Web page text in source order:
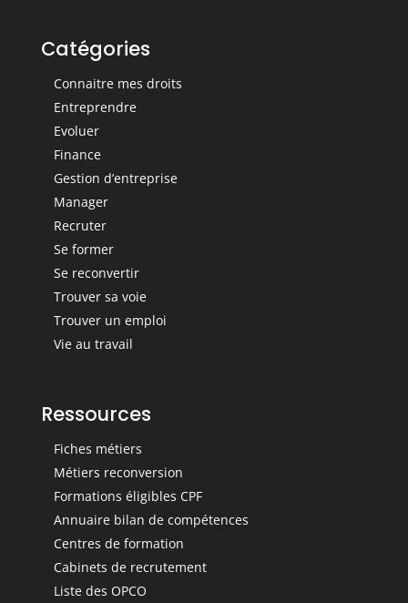
Catégories
Connaitre mes droits
Entreprendre
Evoluer
Finance
Gestion d’entreprise
Manager
Recruter
Se former
Se reconvertir
Trouver sa voie
Trouver un emploi
Vie au travail
Ressources
Fiches métiers
Métiers reconversion
Formations éligibles CPF
Annuaire bilan de compétences
Centres de formation
Cabinets de recrutement
Liste des OPCO